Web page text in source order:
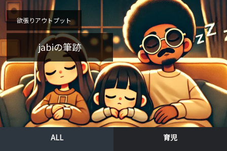
欲張りアウトプット
jabiの筆跡
ALL
育児